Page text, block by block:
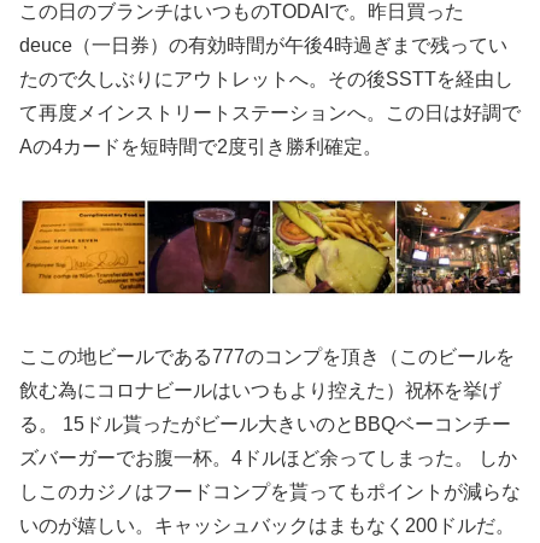
この日のブランチはいつものTODAIで。昨日買った
deuce（一日券）の有効時間が午後4時過ぎまで残ってい
たので久しぶりにアウトレットへ。その後SSTTを経由し
て再度メインストリートステーションへ。この日は好調で
Aの4カードを短時間で2度引き勝利確定。
ここの地ビールである777のコンプを頂き（このビールを
飲む為にコロナビールはいつもより控えた）祝杯を挙げ
る。 15ドル貰ったがビール大きいのとBBQベーコンチー
ズバーガーでお腹一杯。4ドルほど余ってしまった。 しか
しこのカジノはフードコンプを貰ってもポイントが減らな
いのが嬉しい。キャッシュバックはまもなく200ドルだ。